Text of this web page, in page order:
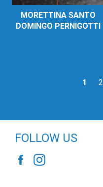
MORETTINA SANTO
DOMINGO PERNIGOTTI
1 2
FOLLOW US
Facebook